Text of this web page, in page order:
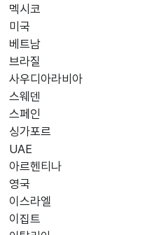
멕시코
미국
베트남
브라질
사우디아라비아
스웨덴
스페인
싱가포르
UAE
아르헨티나
영국
이스라엘
이집트